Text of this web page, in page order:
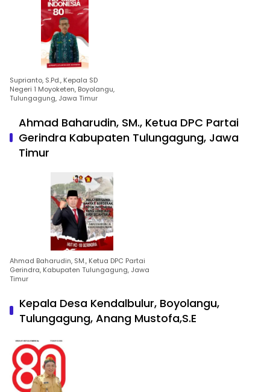
Suprianto, S.Pd., Kepala SD
Negeri 1 Moyoketen, Boyolangu,
Tulungagung, Jawa Timur
Ahmad Baharudin, SM., Ketua DPC Partai
Gerindra Kabupaten Tulungagung, Jawa
Timur
Ahmad Baharudin, SM., Ketua DPC Partai
Gerindra, Kabupaten Tulungagung, Jawa
Timur
Kepala Desa Kendalbulur, Boyolangu,
Tulungagung, Anang Mustofa,S.E